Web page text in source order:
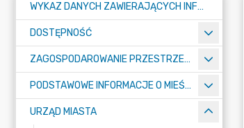
WYKAZ DANYCH ZAWIERAJĄCYCH INFORMACJE O ŚRODOWISKU I JEGO OCHRONIE
DOSTĘPNOŚĆ
ZAGOSPODAROWANIE PRZESTRZENNE
PODSTAWOWE INFORMACJE O MIEŚCIE
URZĄD MIASTA